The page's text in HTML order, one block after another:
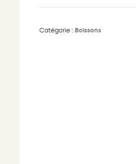
Catégorie : Boissons